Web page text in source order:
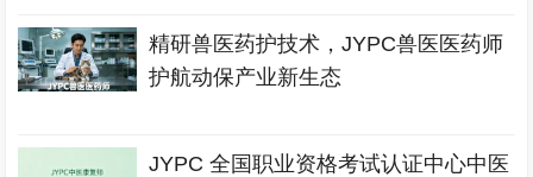
精研兽医药护技术，JYPC兽医医药师
护航动保产业新生态
JYPC 全国职业资格考试认证中心中医